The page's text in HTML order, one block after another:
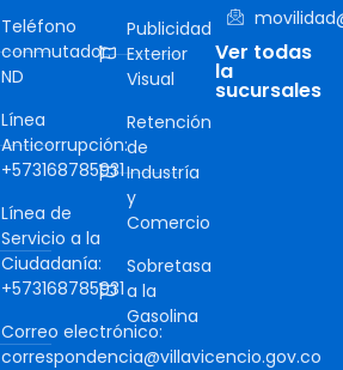
Teléfono
conmutador:
ND
Línea
Anticorrupción:
+573168785931
Línea de
Servicio a la
Ciudadanía:
+573168785931
Correo electrónico:
correspondencia@villavicencio.gov.co
Publicidad
Exterior
Visual
Retención
de
Industría
y
Comercio
Sobretasa
a la
Gasolina
Ver todas
la
sucursales